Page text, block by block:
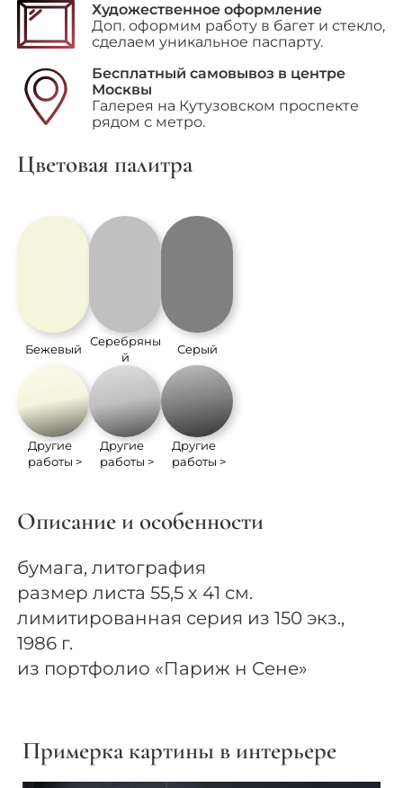
Художественное оформление
Доп. оформим работу в багет и стекло,
сделаем уникальное паспарту.
Бесплатный самовывоз в центре
Москвы
Галерея на Кутузовском проспекте
рядом с метро.
Цветовая палитра
Бежевый
Другие
работы >
Серебряны
й
Другие
работы >
Серый
Другие
работы >
Описание и особенности
бумага, литография
размер листа 55,5 х 41 см.
лимитированная серия из 150 экз.,
1986 г.
из портфолио «Париж н Сене»
Примерка картины в интерьере